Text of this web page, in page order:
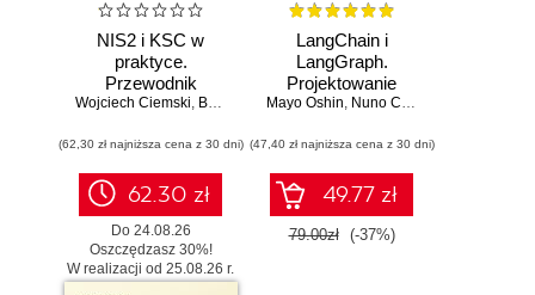
NIS2 i KSC w
praktyce.
Przewodnik
wdrożeniowy dla
Wojciech Ciemski, Bartłomiej Wieczorek
(62,30 zł najniższa cena z 30 dni)
62.30 zł
Do 24.08.26
Oszczędzasz 30%!
W realizacji od 25.08.26 r.
LangChain i
LangGraph.
Projektowanie
aplikacji opartych
modelach
językowych w
praktyce
Mayo Oshin, Nuno Campos
(47,40 zł najniższa cena z 30 dni)
49.77 zł
79.00zł (-37%)